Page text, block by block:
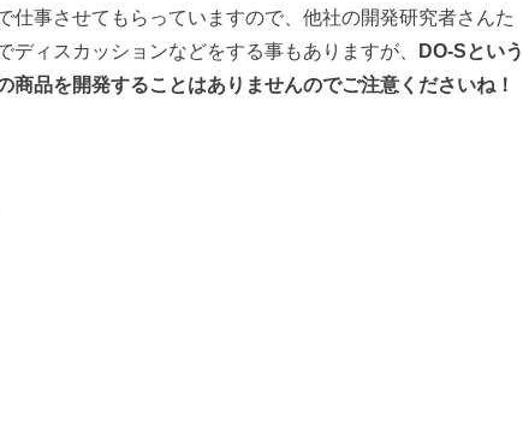
仕事させてもらっていますので、他社の開発研究者さんた
ィスカッションなどをする事もありますが、
DO-Sという
商品を開発することはありませんのでご注意くださいね！